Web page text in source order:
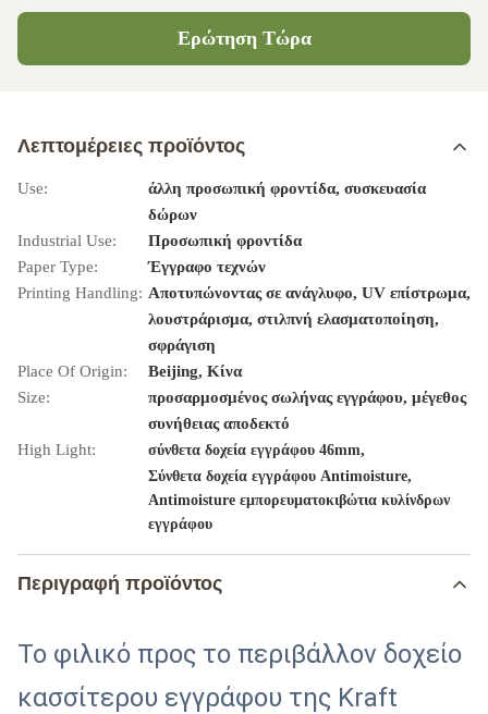
Ερώτηση Τώρα
Λεπτομέρειες προϊόντος
Use:
άλλη προσωπική φροντίδα, συσκευασία
δώρων
Industrial Use:
Προσωπική φροντίδα
Paper Type:
Έγγραφο τεχνών
Printing Handling: Αποτυπώνοντας σε ανάγλυφο, UV επίστρωμα,
λουστράρισμα, στιλπνή ελασματοποίηση,
σφράγιση
Place Of Origin:
Beijing, Κίνα
Size:
προσαρμοσμένος σωλήνας εγγράφου, μέγεθος
συνήθειας αποδεκτό
High Light:
σύνθετα δοχεία εγγράφου 46mm,
Σύνθετα δοχεία εγγράφου Antimoisture,
Antimoisture εμπορευματοκιβώτια κυλίνδρων
εγγράφου
Περιγραφή προϊόντος
Το φιλικό προς το περιβάλλον δοχείο
κασσίτερου εγγράφου της Kraft